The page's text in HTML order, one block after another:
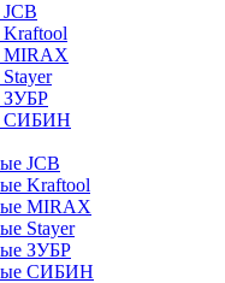
MIRAX
ЗУБР
СИБИН
JCB
Kraftool
MIRAX
Stayer
ЗУБР
СИБИН